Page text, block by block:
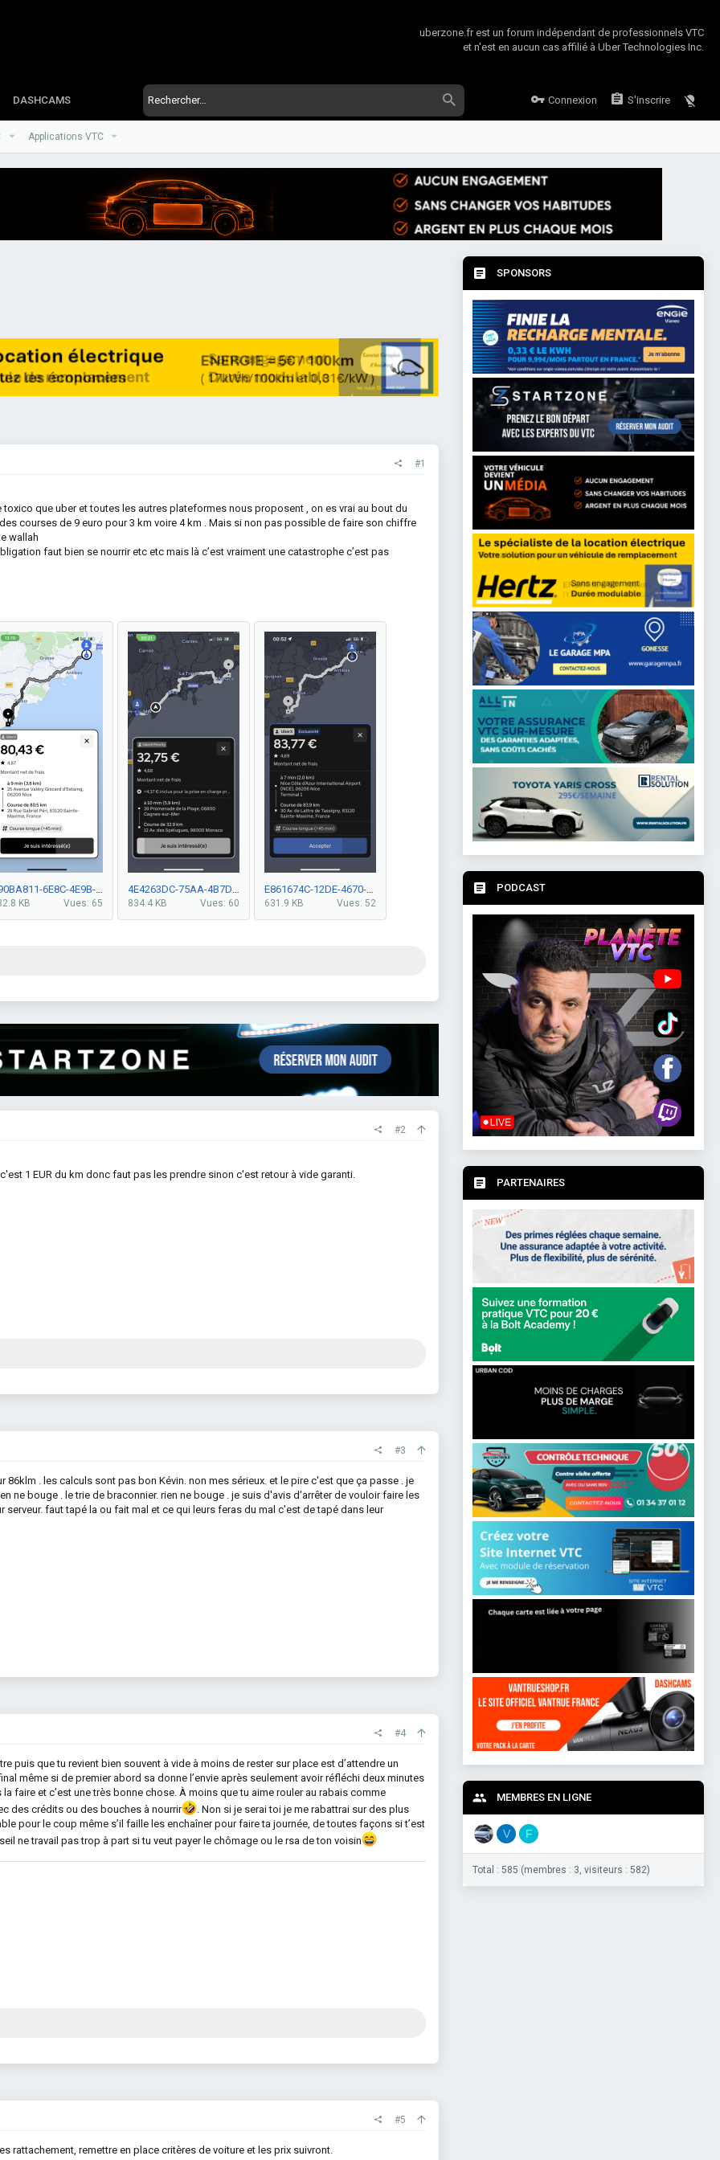
uberzone.fr est un forum indépendant de professionnels VTC
et n'est en aucun cas affilié à Uber Technologies Inc.
DASHCAMS Connexion S'inscrire
Applications VTC
#1
que uber et toutes les autres plateformes nous proposent , on es vrai au bout du
courses de 9 euro pour 3 km voire 4 km . Mais si non pas possible de faire son chiffre
wallah
faut bien se nourrir etc etc mais là c’est vraiment une catastrophe c’est pas
KB Vues: 65 834.4 KB Vues: 60 631.9 KB Vues: 52
#2
1 EUR du km donc faut pas les prendre sinon c'est retour à vide garanti.
#3
86klm . les calculs sont pas bon Kévin. non mes sérieux. et le pire c'est que ça passe . je
ne bouge . le trie de braconnier. rien ne bouge . je suis d'avis d'arrêter de vouloir faire les
serveur. faut tapé la ou fait mal et ce qui leurs feras du mal c'est de tapé dans leur
#4
puis que tu revient bien souvent à vide à moins de rester sur place est d’attendre un
même si de premier abord sa donne l’envie après seulement avoir réfléchi deux minutes
faire et c’est une très bonne chose. À moins que tu aime rouler au rabais comme
des crédits ou des bouches à nourrir
. Non si je serai toi je me rabattrai sur des plus
pour le coup même s’il faille les enchaîner pour faire ta journée, de toutes façons si t’est
ne travail pas trop à part si tu veut payer le chômage ou le rsa de ton voisin
#5
rattachement, remettre en place critères de voiture et les prix suivront.
SPONSORS
PODCAST
PARTENAIRES
MEMBRES EN LIGNE
V F
Total : 585 (membres : 3, visiteurs : 582)